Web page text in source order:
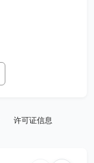
许可证信息